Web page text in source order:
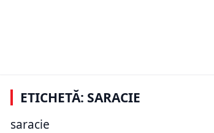
ETICHETĂ: SARACIE
saracie
Problema ascunsă din farfuriile
oamenilor: care alimente costă tot